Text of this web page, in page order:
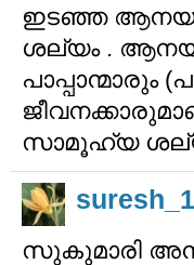
ഇടഞ്ഞ
ശല്യം .
സാമൂഹ്യ
സുകുമാരി